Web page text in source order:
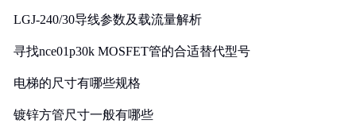
LGJ-240/30导线参数及载流量解析
寻找nce01p30k MOSFET管的合适替代型号
电梯的尺寸有哪些规格
镀锌方管尺寸一般有哪些